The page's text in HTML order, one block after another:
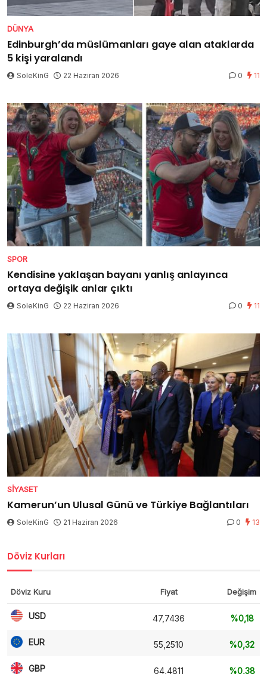
DÜNYA
Edinburgh’da müslümanları gaye alan ataklarda
5 kişi yaralandı
SoleKinG 22 Haziran 2026 0 11
SPOR
Kendisine yaklaşan bayanı yanlış anlayınca
ortaya değişik anlar çıktı
SoleKinG 22 Haziran 2026 0 11
SIYASET
Kamerun’un Ulusal Günü ve Türkiye Bağlantıları
SoleKinG 21 Haziran 2026 0 13
Döviz Kurları
Döviz Kuru Fiyat Değişim
USD 47,7436 %0,18
EUR 55,2510 %0,32
GBP 64,4811 %0,38